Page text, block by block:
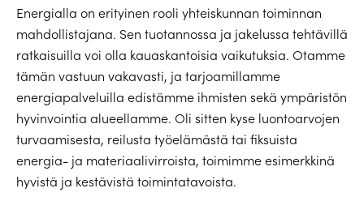
Energialla on erityinen rooli yhteiskunnan toiminnan
mahdollistajana. Sen tuotannossa ja jakelussa tehtävillä
ratkaisuilla voi olla kauaskantoisia vaikutuksia. Otamme
tämän vastuun vakavasti, ja tarjoamillamme
energiapalveluilla edistämme ihmisten sekä ympäristön
hyvinvointia alueellamme. Oli sitten kyse luontoarvojen
turvaamisesta, reilusta työelämästä tai fiksuista
energia- ja materiaalivirroista, toimimme esimerkkinä
hyvistä ja kestävistä toimintatavoista.